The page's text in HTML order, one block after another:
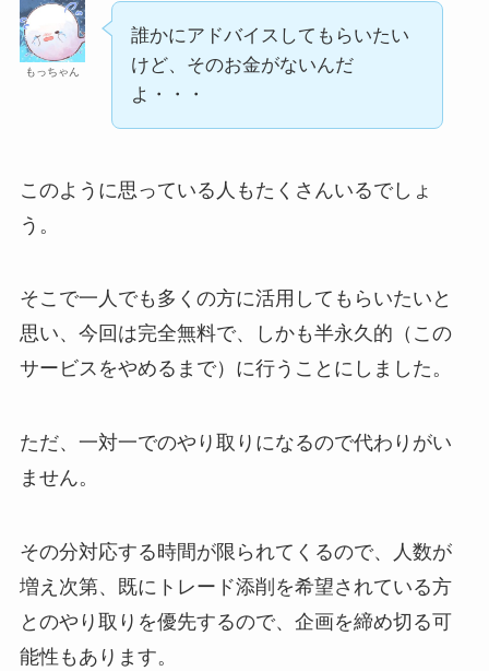
もっちゃん
誰かにアドバイスしてもらいたい
けど、そのお金がないんだ
よ・・・
このように思っている人もたくさんいるでしょ
う。
そこで一人でも多くの方に活用してもらいたいと
思い、今回は完全無料で、しかも半永久的（この
サービスをやめるまで）に行うことにしました。
ただ、一対一でのやり取りになるので代わりがい
ません。
その分対応する時間が限られてくるので、人数が
増え次第、既にトレード添削を希望されている方
とのやり取りを優先するので、企画を締め切る可
能性もあります。